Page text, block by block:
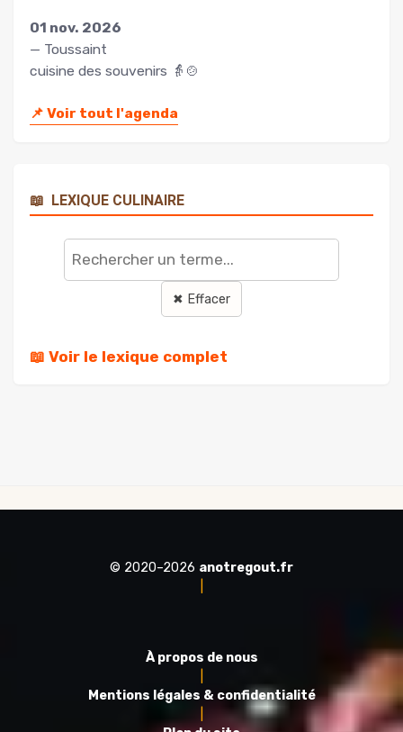
01 nov. 2026
— Toussaint
cuisine des souvenirs 👵🍲
📌 Voir tout l'agenda
📖 LEXIQUE CULINAIRE
Rechercher
terme
✖ Effacer
📖 Voir le lexique complet
© 2020–2026 anotregout.fr
À propos de nous
Mentions légales & confidentialité